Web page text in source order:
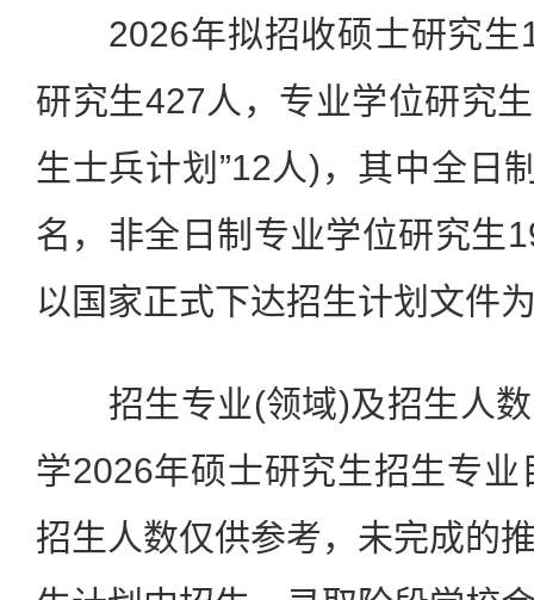
2026年拟招收硕士研究生
研究生427人，专业学位研究
生士兵计划”12人)，其中全日
名，非全日制专业学位研究生
以国家正式下达招生计划文件
招生专业(领域)及招生人数
学2026年硕士研究生招生专
招生人数仅供参考，未完成的